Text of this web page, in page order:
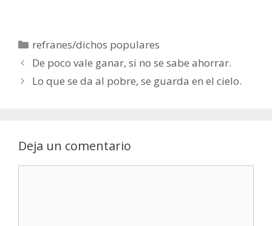
Categorías
refranes/dichos populares
De poco vale ganar, si no se sabe ahorrar.
Lo que se da al pobre, se guarda en el cielo.
Deja un comentario